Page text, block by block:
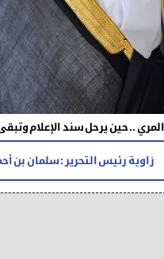
.. حين يرحل سند الإعلام
زاوية رئيس التحرير : سلمان بن